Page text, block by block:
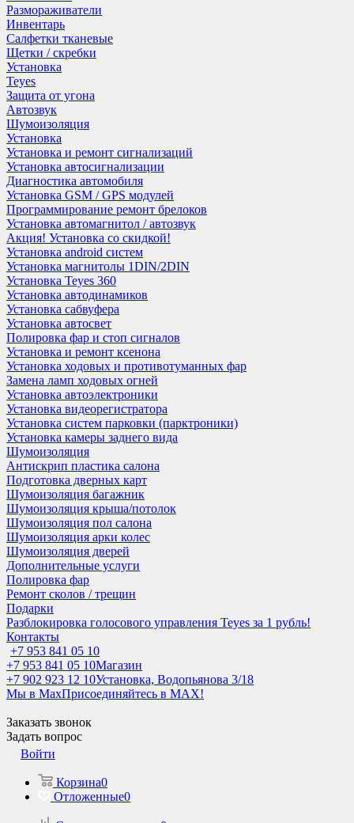
Размораживатели
Инвентарь
Салфетки тканевые
Щетки / скребки
Установка
Teyes
Защита от угона
Автозвук
Шумоизоляция
Установка
Установка и ремонт сигнализаций
Установка автосигнализации
Диагностика автомобиля
Установка GSM / GPS модулей
Программирование ремонт брелоков
Установка автомагнитол / автозвук
Акция! Установка со скидкой!
Установка android систем
Установка магнитолы 1DIN/2DIN
Установка Teyes 360
Установка автодинамиков
Установка сабвуфера
Установка автосвет
Полировка фар и стоп сигналов
Установка и ремонт ксенона
Установка ходовых и противотуманных фар
Замена ламп ходовых огней
Установка автоэлектроники
Установка видеорегистратора
Установка систем парковки (парктроники)
Установка камеры заднего вида
Шумоизоляция
Антискрип пластика салона
Подготовка дверных карт
Шумоизоляция багажник
Шумоизоляция крыша/потолок
Шумоизоляция пол салона
Шумоизоляция арки колес
Шумоизоляция дверей
Дополнительные услуги
Полировка фар
Ремонт сколов / трещин
Подарки
Разблокировка голосового управления Teyes за 1 рубль!
Контакты
+7 953 841 05 10
+7 953 841 05 10Магазин
+7 902 923 12 10Установка, Водопьянова 3/18
Мы в MaxПрисоединяйтесь в MAX!
Заказать звонок
Задать вопрос
Войти
Корзина0
Отложенные0